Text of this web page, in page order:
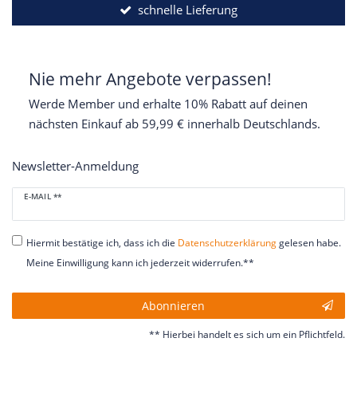
schnelle Lieferung
Nie mehr Angebote verpassen!
Werde Member und erhalte 10% Rabatt auf deinen
nächsten Einkauf ab 59,99 € innerhalb Deutschlands.
Newsletter-Anmeldung
E-MAIL **
Newsletter
Honig
Hiermit bestätige ich, dass ich die Daten­schutz­erklärunggelesen habe.
Meine Einwilligung kann ich jederzeit widerrufen.**
Abonnieren
** Hierbei handelt es sich um ein Pflichtfeld.